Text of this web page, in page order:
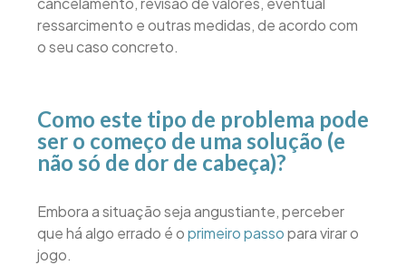
ressarcimento e outras medidas, de acordo com
o seu caso concreto.
Como este tipo de problema pode
ser o começo de uma solução (e
não só de dor de cabeça)?
Embora a situação seja angustiante, perceber
que há algo errado é oprimeiro passopara virar o
jogo.